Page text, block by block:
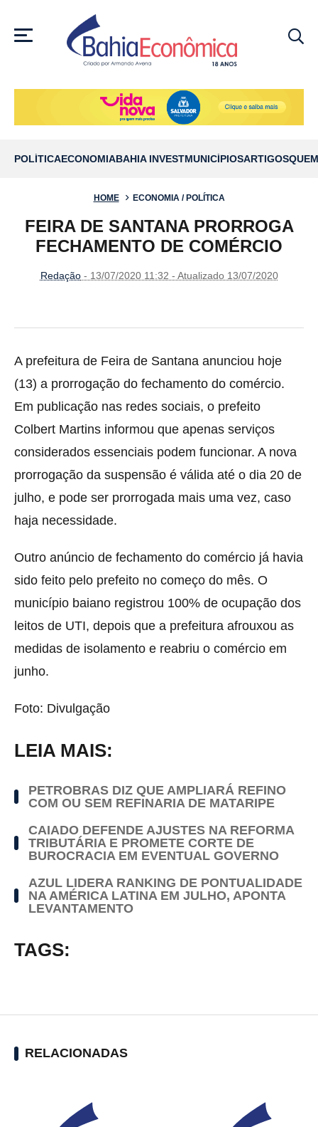
MENU
POLÍTICAECONOMIABAHIA INVESTMUNICÍPIOSARTIGOS
HOME ECONOMIA / POLÍTICA
FEIRA DE SANTANA PRORROGA
FECHAMENTO DE COMÉRCIO
Redação- 13/07/2020 11:32 - Atualizado 13/07/2020
A prefeitura de Feira de Santana anunciou hoje
(13) a prorrogação do fechamento do comércio.
Em publicação nas redes sociais, o prefeito
Colbert Martins informou que apenas serviços
considerados essenciais podem funcionar. A nova
prorrogação da suspensão é válida até o dia 20 de
julho, e pode ser prorrogada mais uma vez, caso
haja necessidade.
Outro anúncio de fechamento do comércio já havia
sido feito pelo prefeito no começo do mês. O
município baiano registrou 100% de ocupação dos
leitos de UTI, depois que a prefeitura afrouxou as
medidas de isolamento e reabriu o comércio em
junho.
Foto: Divulgação
LEIA MAIS:
PETROBRAS DIZ QUE AMPLIARÁ REFINO
COM OU SEM REFINARIA DE MATARIPE
CAIADO DEFENDE AJUSTES NA REFORMA
TRIBUTÁRIA E PROMETE CORTE DE
BUROCRACIA EM EVENTUAL GOVERNO
AZUL LIDERA RANKING DE PONTUALIDADE
NA AMÉRICA LATINA EM JULHO, APONTA
LEVANTAMENTO
TAGS:
RELACIONADAS